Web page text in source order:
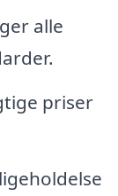
alle
priser